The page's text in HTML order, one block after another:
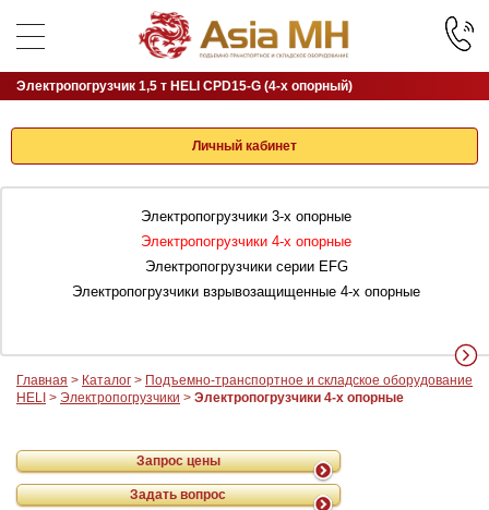
Личный кабинет
Электропогрузчики 3-х опорные
Электропогрузчики 4-х опорные
Электропогрузчики серии EFG
Электропогрузчики взрывозащищенные 4-х опорные
Главная > Каталог > Подъемно-транспортное и складское оборудование
HELI > Электропогрузчики > Электропогрузчики 4-х опорные
Электропогрузчик 1,5 т HELI CPD15-G (4-х опорный)
Запрос цены
Задать вопрос